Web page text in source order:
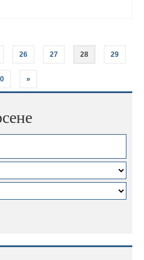
26 27 28 29
»